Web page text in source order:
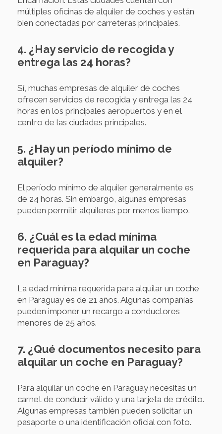
múltiples oficinas de alquiler de coches y están
bien conectadas por carreteras principales.
4. ¿Hay servicio de recogida y
entrega las 24 horas?
Sí, muchas empresas de alquiler de coches
ofrecen servicios de recogida y entrega las 24
horas en los principales aeropuertos y en el
centro de las ciudades principales.
5. ¿Hay un período mínimo de
alquiler?
El período mínimo de alquiler generalmente es
de 24 horas. Sin embargo, algunas empresas
pueden permitir alquileres por menos tiempo.
6. ¿Cuál es la edad mínima
requerida para alquilar un coche
en Paraguay?
La edad mínima requerida para alquilar un coche
en Paraguay es de 21 años. Algunas compañías
pueden imponer un recargo a conductores
menores de 25 años.
7. ¿Qué documentos necesito para
alquilar un coche en Paraguay?
Para alquilar un coche en Paraguay necesitas un
carnet de conducir válido y una tarjeta de crédito.
Algunas empresas también pueden solicitar un
pasaporte o una identificación oficial con foto.